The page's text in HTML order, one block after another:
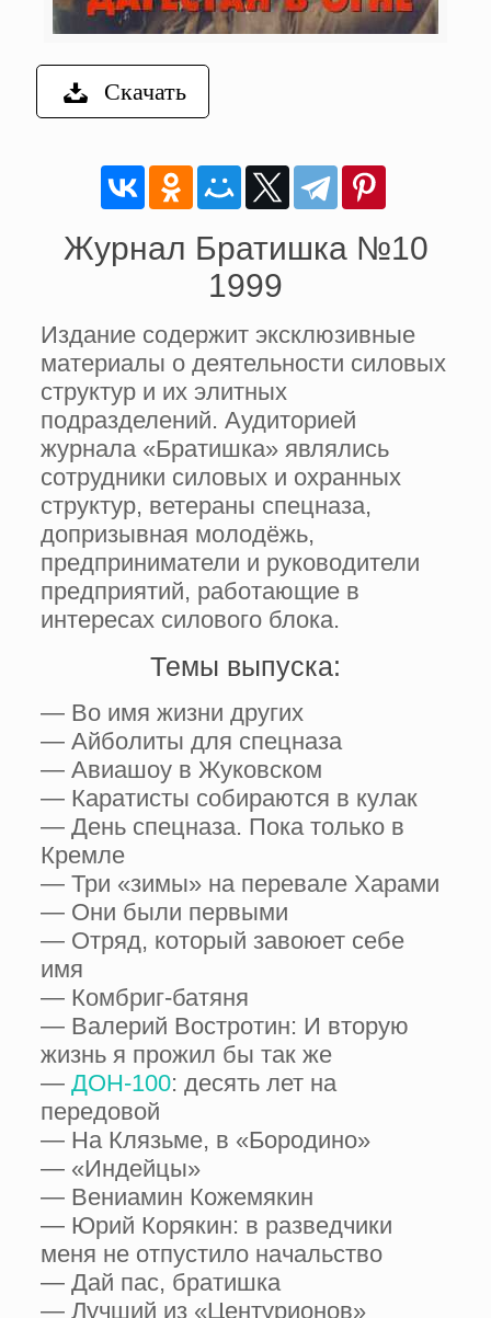
Скачать
Журнал Братишка №10
1999
Издание содержит эксклюзивные
материалы о деятельности силовых
структур и их элитных
подразделений. Аудиторией
журнала «Братишка» являлись
сотрудники силовых и охранных
структур, ветераны спецназа,
допризывная молодёжь,
предприниматели и руководители
предприятий, работающие в
интересах силового блока.
Темы выпуска:
— Во имя жизни других
— Айболиты для спецназа
— Авиашоу в Жуковском
— Каратисты собираются в кулак
— День спецназа. Пока только в
Кремле
— Три «зимы» на перевале Харами
— Они были первыми
— Отряд, который завоюет себе
имя
— Комбриг-батяня
— Валерий Востротин: И вторую
жизнь я прожил бы так же
— ДОН-100: десять лет на
передовой
— На Клязьме, в «Бородино»
— «Индейцы»
— Вениамин Кожемякин
— Юрий Корякин: в разведчики
меня не отпустило начальство
— Дай пас, братишка
— Лучший из «Центурионов»